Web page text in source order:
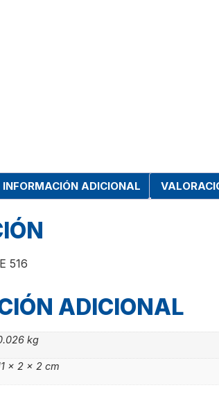
INFORMACIÓN ADICIONAL
516
ADICIONAL
kg
× 2 × 2 cm